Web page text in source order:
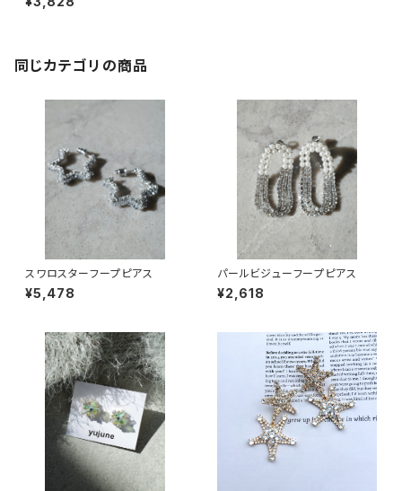
同じカテゴリの商品
スワロスターフープピアス
¥5,478
パールビジューフープピアス
¥2,618